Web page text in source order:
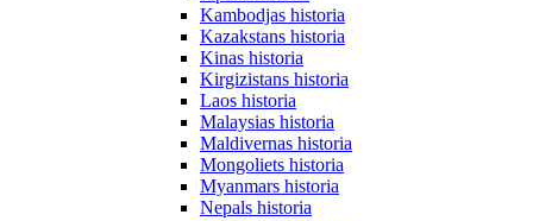
Kambodjas historia
Kazakstans historia
Kinas historia
Kirgizistans historia
Laos historia
Malaysias historia
Maldivernas historia
Mongoliets historia
Myanmars historia
Nepals historia